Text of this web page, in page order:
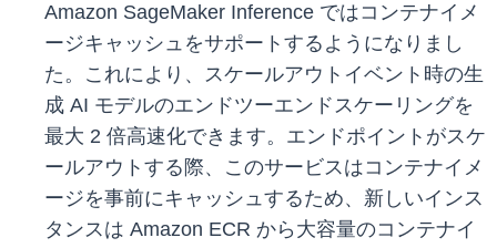
Amazon SageMaker Inference ではコンテナイメ
ージキャッシュをサポートするようになりまし
た。これにより、スケールアウトイベント時の生
成 AI モデルのエンドツーエンドスケーリングを
最大 2 倍高速化できます。エンドポイントがスケ
ールアウトする際、このサービスはコンテナイメ
ージを事前にキャッシュするため、新しいインス
タンスは Amazon ECR から大容量のコンテナイ